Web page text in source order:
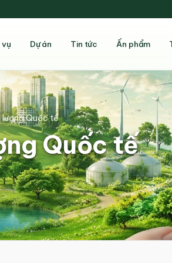
vụ Dự án Tin tức Ấn phẩm
Quốc tế
lượng Quốc tế